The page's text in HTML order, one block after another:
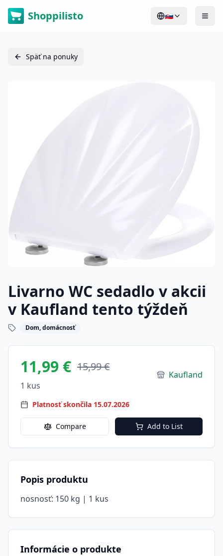
Shoppilisto 🇸🇰
Späť na ponuky
Livarno WC sedadlo v akcii
v Kaufland tento týždeň
Dom, domácnosť
11,99 € 15,99 €
1 kus
Kaufland
Platnosť skončila 15.07.2026
Compare Add to List
Popis produktu
nosnosť: 150 kg | 1 kus
Informácie o produkte